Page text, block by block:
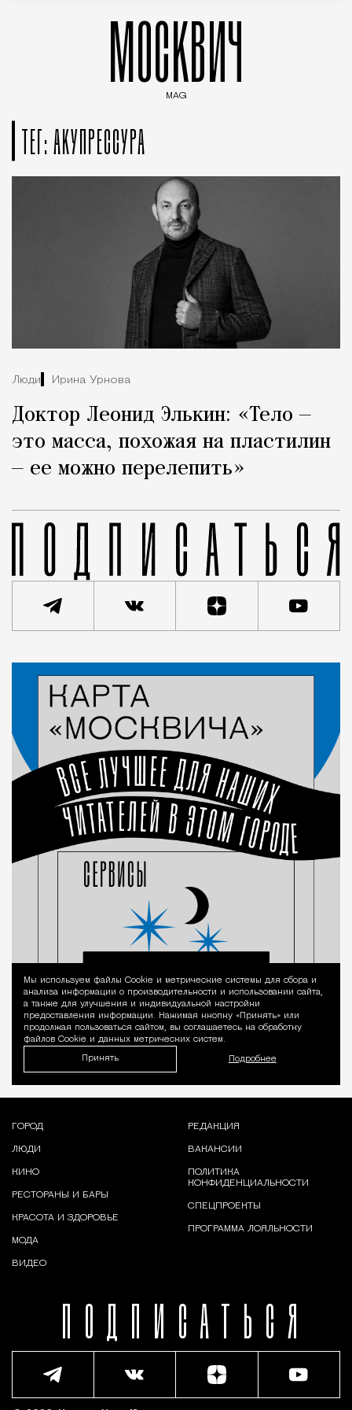
МОСКВИЧ
MAG
ТЕГ: АКУПРЕССУРА
Люди Ирина Урнова
Доктор Леонид Элькин: «Тело —
это масса, похожая на пластилин
— ее можно перелепить»
Уведомление
Мы используем файлы Сookie и метрические системы для сбора и
анализа информации о производительности и использовании сайта,
а также для улучшения и индивидуальной настройки
предоставления информации. Нажимая кнопку «Принять» или
продолжая пользоваться сайтом, вы соглашаетесь на обработку
файлов Cookie и данных метрических систем.
Принять Подробнее
ПОДПИСАТЬСЯ
ГОРОД
ЛЮДИ
КИНО
РЕСТОРАНЫ И БАРЫ
КРАСОТА И ЗДОРОВЬЕ
МОДА
ВИДЕО
РЕДАКЦИЯ
ВАКАНСИИ
ПОЛИТИКА
КОНФИДЕНЦИАЛЬНОСТИ
СПЕЦПРОЕКТЫ
ПРОГРАММА ЛОЯЛЬНОСТИ